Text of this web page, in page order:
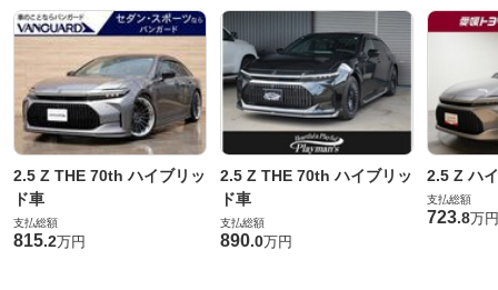
2.5 Z THE 70th ハイブリッ
ド車
支払総額
815.2万円
2.5 Z THE 70th ハイブリッ
ド車
支払総額
890.0万円
2.5 Z ハ
支払総額
723.8万円